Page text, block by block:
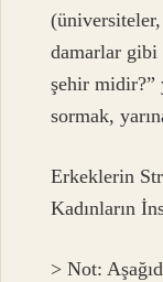
damarlar gibi
şehir midir?”
sormak,
Erkeklerin
Kadınların
> Not: